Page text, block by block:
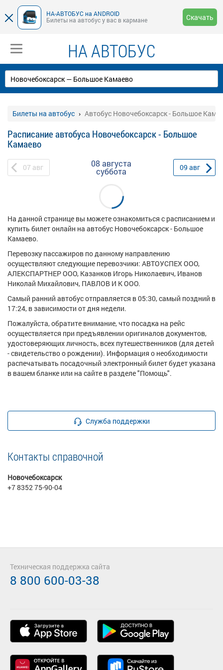
НА-АВТОБУС на ANDROID
Билеты на автобус у вас в кармане
Скачать
НА АВТОБУС
Билеты на автобус Автобус Новочебоксарск - Большое
Расписание автобуса Новочебоксарск - Большое
Камаево
07 авг 08 августа
суббота 09 авг
На данной странице вы можете ознакомиться с расписанием и
купить билет онлайн на автобус Новочебоксарск - Большое
Камаево.
Перевозку пассажиров по данному направлению
осуществляют следующие перевозчики: АВТОУСПЕХ ООО,
АЛЕКСПАРТНЕР ООО, Казанков Игорь Николаевич, Иванов
Николай Михайлович, ПАВЛОВ И К ООО.
Самый ранний автобус отправляется в 05:30, самый поздний в
17:24, в зависимости от дня недели.
Пожалуйста, обратите внимание, что посадка на рейс
осуществляется при предъявлении оригиналов документов,
удостоверяющих личность, всех путешественников (для детей
- свидетельство о рождении). Информация о необходимости
распечатывать посадочный электронный билет будет указана
в вашем бланке или на сайте в разделе "Помощь".
Служба поддержки
Контакты справочной
Новочебоксарск
+7 8352 75-90-04
Техническая поддержка сайта
8 800 600-03-38